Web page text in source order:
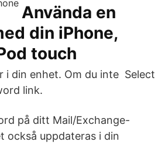
Använda en
din iPhone,
touch
i din enhet. Om du inte Select
link.
på ditt Mail/Exchange-
också uppdateras i din